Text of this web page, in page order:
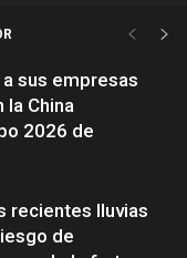
sus empresas
la China
2026 de
recientes lluvias
de